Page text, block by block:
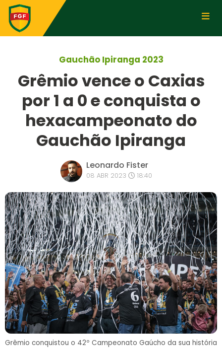
Gauchão Ipiranga 2023
Grêmio vence o Caxias
por 1 a 0 e conquista o
hexacampeonato do
Gauchão Ipiranga
Leonardo Fister
08 ABR 2023 18:40
Grêmio conquistou o 42º Campeonato Gaúcho da sua história